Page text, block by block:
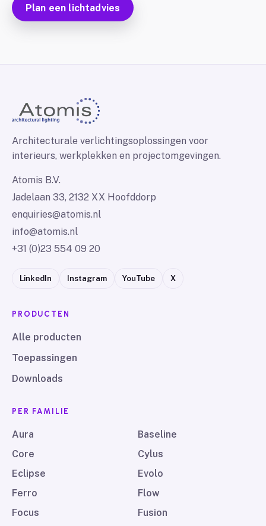
Plan een lichtadvies
Architecturale verlichtingsoplossingen voor
interieurs, werkplekken en projectomgevingen.
Atomis B.V.
Jadelaan 33, 2132 XX Hoofddorp
enquiries@atomis.nl
info@atomis.nl
+31 (0)23 554 09 20
LinkedIn Instagram YouTube X
PRODUCTEN
Alle producten
Toepassingen
Downloads
PER FAMILIE
Aura
Baseline
Core
Cylus
Eclipse
Evolo
Ferro
Flow
Focus
Fusion